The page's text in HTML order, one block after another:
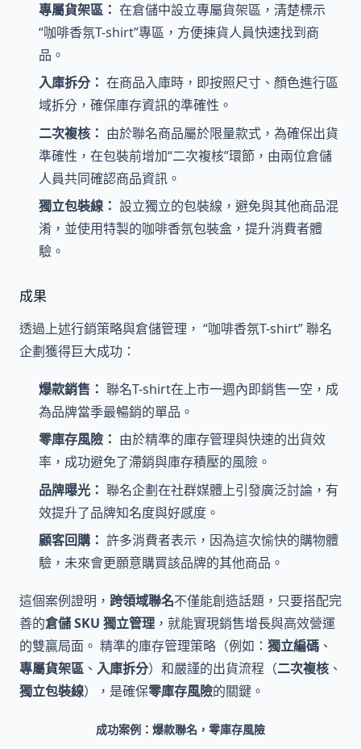
專屬貨架區： 在倉儲中設立專屬貨架區，清楚標示
“咖啡香氛T-shirt”專區，方便揀貨人員快速找到商
品。
入庫拆分： 在商品入庫時，即按照尺寸、顏色進行區
域拆分，確保庫存資訊的準確性。
二次複核： 由於聯名商品屬於限量款式，為確保出貨
準確性，在包裝前增加“二次複核”環節，由兩位倉儲
人員共同確認商品資訊。
獨立包裝線： 設立獨立的包裝線，避免與其他商品混
淆，並使用特製的咖啡香氛包裝盒，提升消費者體
驗。
成果
透過上述行銷策略與倉儲管理， “咖啡香氛T-shirt” 聯名
企劃獲得巨大成功：
爆款銷售： 聯名T-shirt在上市一週內即銷售一空，成
為品牌當季最暢銷的單品。
零庫存風險： 由於精準的庫存管理與快速的出貨效
率，成功避免了滯銷與庫存積壓的風險。
品牌曝光： 聯名企劃在社群媒體上引發廣泛討論，有
效提升了品牌知名度與好感度。
顧客回購： 許多消費者表示，因為這次愉快的購物體
驗，未來會更願意購買該品牌的其他商品。
這個案例證明， 跨領域聯名不僅能創造話題，只要搭配完
善的倉儲 SKU 獨立管理 ，就能實現銷售增長與高效營運
的雙贏局面。 精準的庫存管理策略（例如： 獨立編碼 、
專屬貨架區 、 入庫拆分）和嚴謹的出貨流程（二次複核 、
獨立包裝線），是確保零庫存風險的關鍵。
成功案例：爆款聯名，零庫存風險